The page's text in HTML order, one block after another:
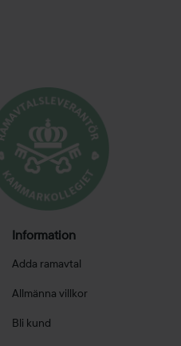
Information
Adda ramavtal
Allmänna villkor
Bli kund